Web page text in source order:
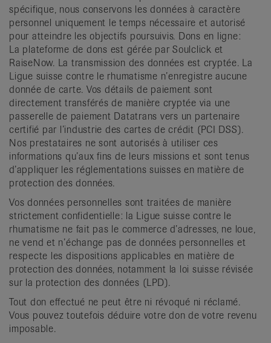
spécifique, nous conservons les données à caractère
personnel uniquement le temps nécessaire et autorisé
pour atteindre les objectifs poursuivis. Dons en ligne:
La plateforme de dons est gérée par Soulclick et
RaiseNow. La transmission des données est cryptée. La
Ligue suisse contre le rhumatisme n’enregistre aucune
donnée de carte. Vos détails de paiement sont
directement transférés de manière cryptée via une
passerelle de paiement Datatrans vers un partenaire
certifié par l’industrie des cartes de crédit (PCI DSS).
Nos prestataires ne sont autorisés à utiliser ces
informations qu’aux fins de leurs missions et sont tenus
d’appliquer les réglementations suisses en matière de
protection des données.
Vos données personnelles sont traitées de manière
strictement confidentielle: la Ligue suisse contre le
rhumatisme ne fait pas le commerce d’adresses, ne loue,
ne vend et n’échange pas de données personnelles et
respecte les dispositions applicables en matière de
protection des données, notamment la loi suisse révisée
sur la protection des données (LPD).
Tout don effectué ne peut être ni révoqué ni réclamé.
Vous pouvez toutefois déduire votre don de votre revenu
imposable.